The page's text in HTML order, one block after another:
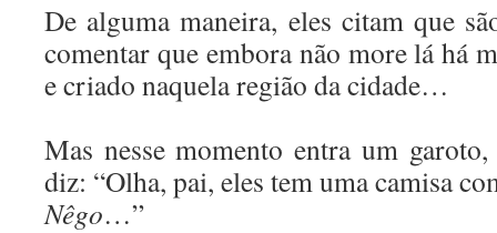
De alguma maneira, eles citam que
comentar que embora não more lá há
e criado naquela região da cidade…
Mas nesse momento entra um
diz: “Olha, pai, eles tem uma camisa
Nêgo…”